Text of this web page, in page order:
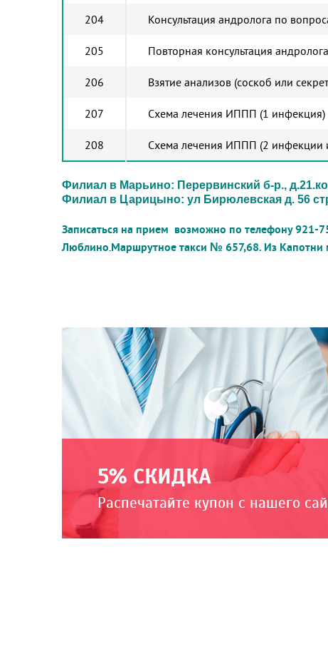
204 Консультация андролога по
205 Повторная консультация андролога
206 Взятие анализов (соскоб или
207 Схема лечения ИППП (1 инфекция)
208 Схема лечения ИППП (2 инфекции
Филиал в Марьино: Перервинский б-р.,
Филиал в Царицыно: ул Бирюлевская д. 56
Записаться на прием возможно по телефону 921-
Люблино.Маршрутное такси № 657,68. Из
5% СКИДКА
Распечатайте купон с нашего